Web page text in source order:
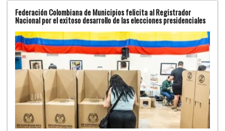
Federación Colombiana de Municipios felicita al Registrador
Nacional por el exitoso desarrollo de las elecciones presidenciales